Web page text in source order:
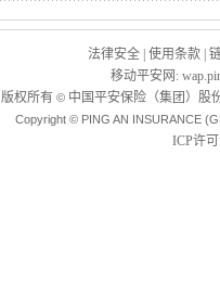
法律安全 使用条款
移动平安网 :
版权所有 ©中国平安保险（集团）股
Copyright © PING AN INSURANCE
ICP许